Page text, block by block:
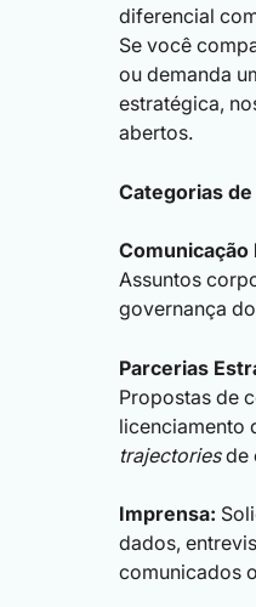
diferencial
Se você
ou demanda
estratégica,
abertos.
Categorias
Assuntos
governança
Parcerias
Propostas de
licenciamento
trajectoriesde
Imprensa:
dados,
comunicados